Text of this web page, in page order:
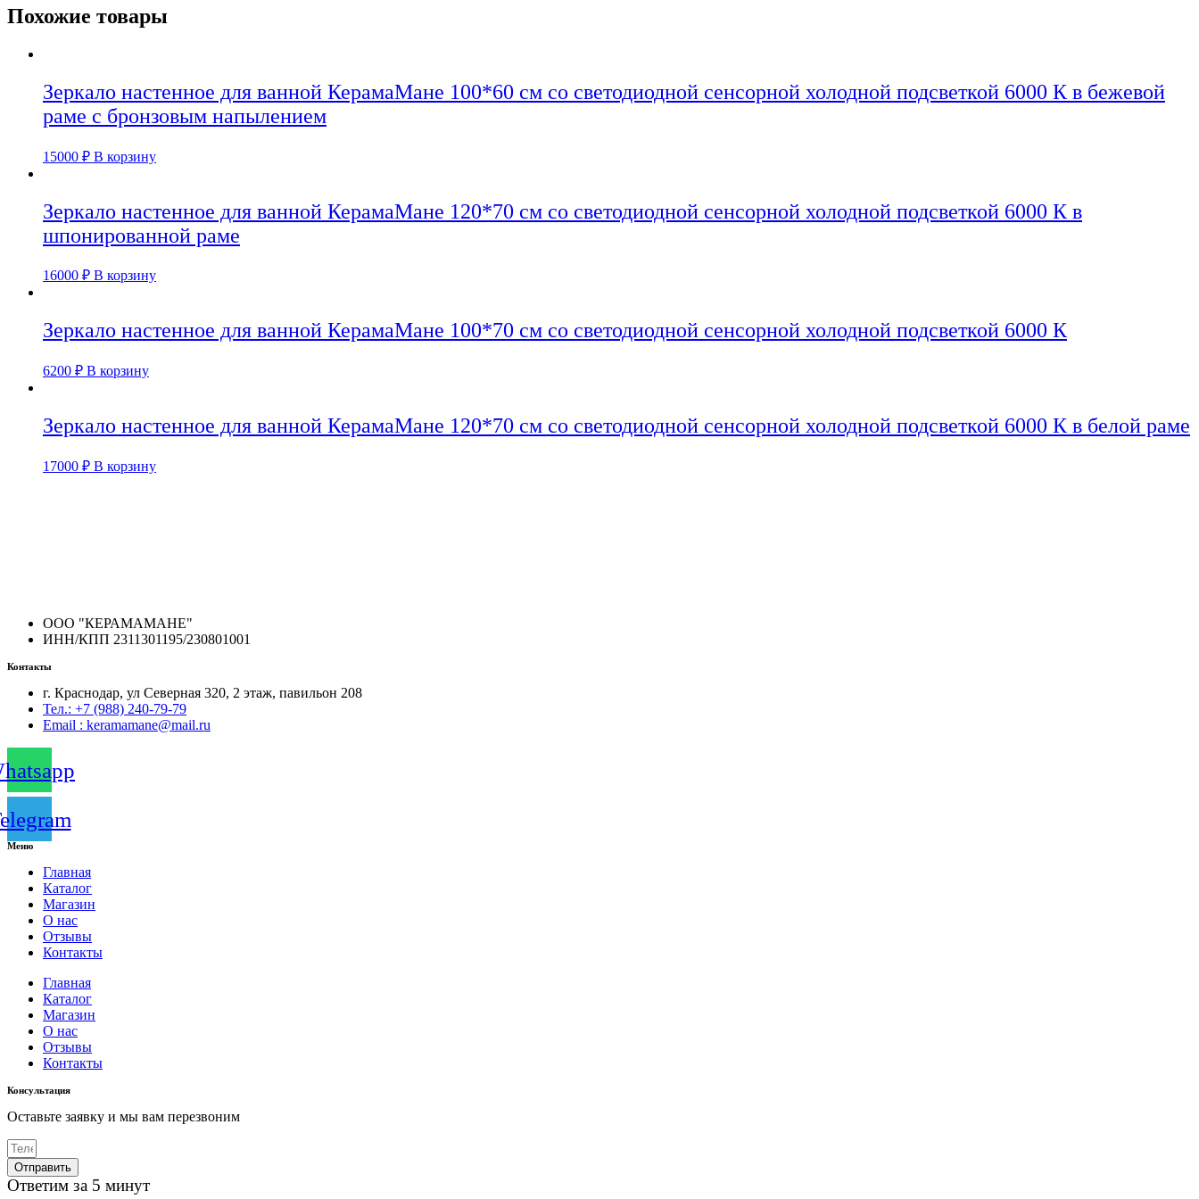
Похожие товары
Зеркало настенное для ванной КерамаМане 100*60 см со светодиодной сенсорной холодной подсветкой 6000 К в бежевой
раме с бронзовым напылением
15000 ₽ В корзину
Зеркало настенное для ванной КерамаМане 120*70 см со светодиодной сенсорной холодной подсветкой 6000 К в
шпонированной раме
16000 ₽ В корзину
Зеркало настенное для ванной КерамаМане 100*70 см со светодиодной сенсорной холодной подсветкой 6000 К
6200 ₽ В корзину
Зеркало настенное для ванной КерамаМане 120*70 см со светодиодной сенсорной холодной подсветкой 6000 К в белой раме
17000 ₽ В корзину
ООО "КЕРАМАМАНЕ"
ИНН/КПП 2311301195/230801001
Контакты
г. Краснодар, ул Северная 320, 2 этаж, павильон 208
Тел.: +7 (988) 240-79-79
Email : keramamane@mail.ru
Меню
Главная
Каталог
Магазин
О нас
Отзывы
Контакты
Главная
Каталог
Магазин
О нас
Отзывы
Контакты
Консультация
Оставьте заявку и мы вам перезвоним
Отправить
Ответим за 5 минут